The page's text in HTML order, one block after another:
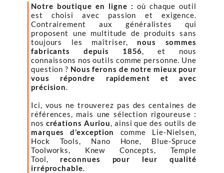
Notre boutique en ligne : où chaque outil
est choisi avec passion et exigence.
Contrairement aux généralistes qui
proposent une multitude de produits sans
toujours les maîtriser, nous sommes
fabricants depuis 1856, et nous
connaissons nos outils comme personne. Une
question ? Nous ferons de notre mieux pour
vous répondre rapidement et avec
précision.
Ici, vous ne trouverez pas des centaines de
références, mais une sélection rigoureuse :
nos créations Auriou, ainsi que des outils de
marques d’exception
comme Lie-Nielsen,
Hock Tools, Nano Hone, Blue-Spruce
Toolworks, Knew Concepts, Temple
Tool, reconnues pour leur qualité
irréprochable.